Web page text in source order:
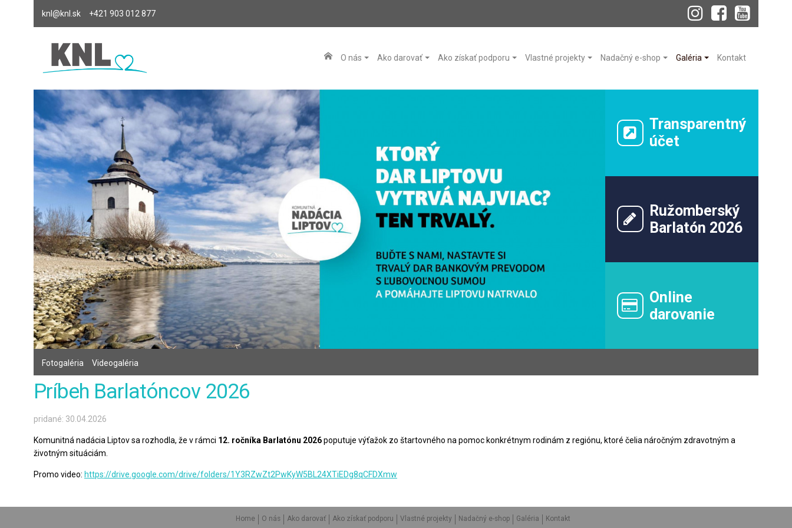
knl@knl.sk +421 903 012 877
O nás Ako darovať Ako získať podporu Vlastné projekty Nadačný e-shop Galéria Kontakt
Transparentný
účet
Ružomberský
Barlatón 2026
Online
darovanie
Fotogaléria Videogaléria
Príbeh Barlatóncov 2026
pridané: 30.04.2026
Komunitná nadácia Liptov sa rozhodla, že v rámci 12. ročníka Barlatónu 2026poputuje výťažok zo štartovného na pomoc konkrétnym rodinám z regiónu, ktoré čelia náročným zdravotným a
životným situáciám.
Promo video: https://drive.google.com/drive/folders/1Y3RZwZt2PwKyW5BL24XTiEDg8qCFDXmw
Home O nás Ako darovať Ako získať podporu Vlastné projekty Nadačný e-shop Galéria Kontakt